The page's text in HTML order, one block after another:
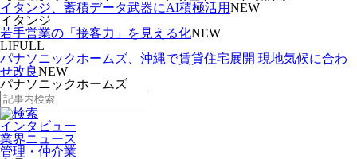
イタンジ、蓄積データ武器にAI積極活用NEW
イタンジ
若手営業の「接客力」を見える化NEW
LIFULL
パナソニックホームズ、沖縄で賃貸住宅展開 現地気候に合わ
せ改良NEW
パナソニックホームズ
インタビュー
業界ニュース
管理・仲介業